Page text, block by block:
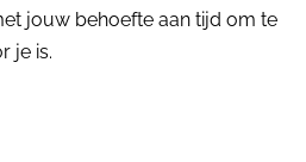
jouw behoefte aan tijd om te
je is.